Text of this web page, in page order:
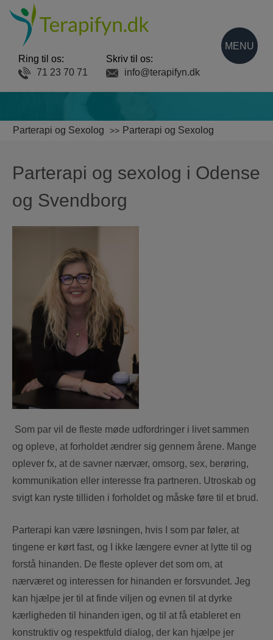
Ring til os:
71 23 70 71
Skriv til os:
info@terapifyn.dk
Parterapi og Sexolog Parterapi og Sexolog
Parterapi og sexolog i Odense
og Svendborg
Som par vil de fleste møde udfordringer i livet sammen
og opleve, at forholdet ændrer sig gennem årene. Mange
oplever fx, at de savner nærvær, omsorg, sex, berøring,
kommunikation eller interesse fra partneren. Utroskab og
svigt kan ryste tilliden i forholdet og måske føre til et brud.
Parterapi kan være løsningen, hvis I som par føler, at
tingene er kørt fast, og I ikke længere evner at lytte til og
forstå hinanden. De fleste oplever det som om, at
nærværet og interessen for hinanden er forsvundet. Jeg
kan hjælpe jer til at finde viljen og evnen til at dyrke
kærligheden til hinanden igen, og til at få etableret en
konstruktiv og respektfuld dialog, der kan hjælpe jer
MENU